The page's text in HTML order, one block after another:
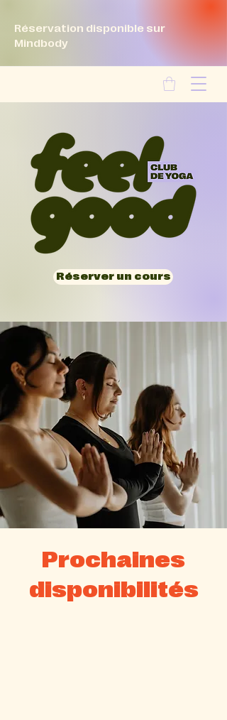
Réservation disponible sur
Mindbody
Réserver un cours
Prochaines
disponibilités